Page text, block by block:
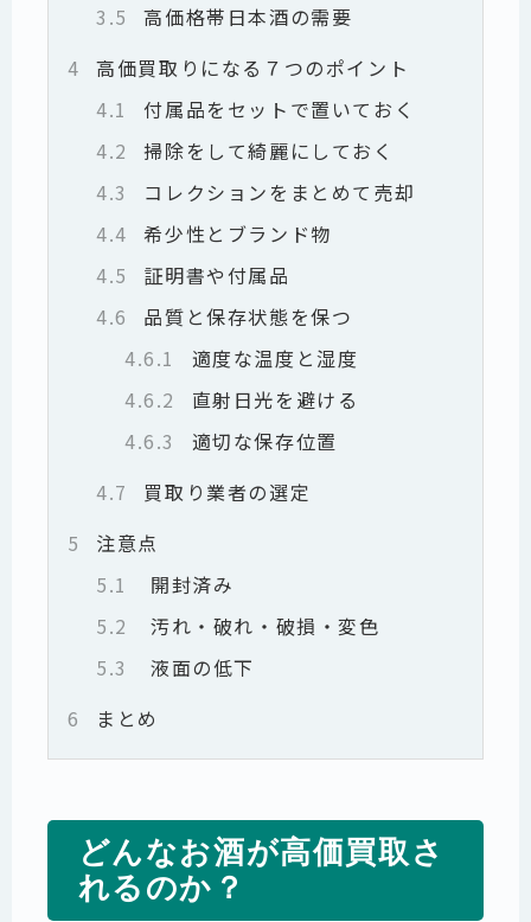
3.5
高価格帯日本酒の需要
4
高価買取りになる７つのポイント
4.1
付属品をセットで置いておく
4.2
掃除をして綺麗にしておく
4.3
コレクションをまとめて売却
4.4
希少性とブランド物
4.5
証明書や付属品
4.6
品質と保存状態を保つ
4.6.1
適度な温度と湿度
4.6.2
直射日光を避ける
4.6.3
適切な保存位置
4.7
買取り業者の選定
5
注意点
5.1
開封済み
5.2
汚れ・破れ・破損・変色
5.3
液面の低下
6
まとめ
どんなお酒が高価買取さ
れるのか？